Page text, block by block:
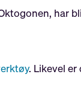
har
. Likevel er